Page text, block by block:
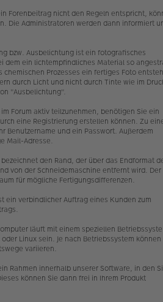
Forenbeitrag nicht den Regeln entspricht,
Die Administratoren werden dann informiert
bzw. Ausbelichtung ist ein fotografisches
dem ein lichtempfindliches Material so
chemischen Prozesses ein fertiges Foto
durch Licht und nicht durch Tinte wie im
"Ausbelichtung".
Forum aktiv teilzunehmen, benötigen Sie ein
eine Registrierung erstellen können. Zu
Benutzername und ein Passwort. Außerdem
Mail-Adresse.
den Rand, der über das Endformat
von der Schneidemaschine entfernt wird. Der
für mögliche Fertigungsdifferenzen.
ein verbindlicher Auftrag eines Kunden zum
läuft mit einem speziellen
Linux sein. Je nach Betriebssystem können
variieren.
Rahmen innerhalb unserer Software, in den
können Sie dann frei in Ihrem Produkt